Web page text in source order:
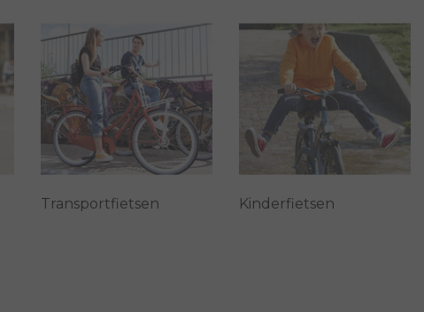
Transportfietsen Kinderfietsen